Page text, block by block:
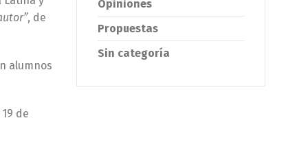
, de
alumnos
de
Opiniones
Propuestas
Sin categoría